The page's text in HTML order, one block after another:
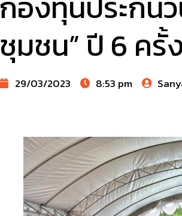
ชุมชน” ปี 6 ค
29/03/2023 8:53 pm